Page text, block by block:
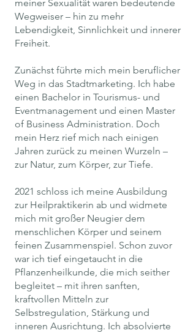
meiner Sexualität waren bedeutende
Wegweiser – hin zu mehr
Lebendigkeit, Sinnlichkeit und innerer
Freiheit.
Zunächst führte mich mein beruflicher
Weg in das Stadtmarketing. Ich habe
einen Bachelor in Tourismus- und
Eventmanagement und einen Master
of Business Administration. Doch
mein Herz rief mich nach einigen
Jahren zurück zu meinen Wurzeln –
zur Natur, zum Körper, zur Tiefe.
2021 schloss ich meine Ausbildung
zur Heilpraktikerin ab und widmete
mich mit großer Neugier dem
menschlichen Körper und seinem
feinen Zusammenspiel. Schon zuvor
war ich tief eingetaucht in die
Pflanzenheilkunde, die mich seither
begleitet – mit ihren sanften,
kraftvollen Mitteln zur
Selbstregulation, Stärkung und
inneren Ausrichtung. Ich absolvierte